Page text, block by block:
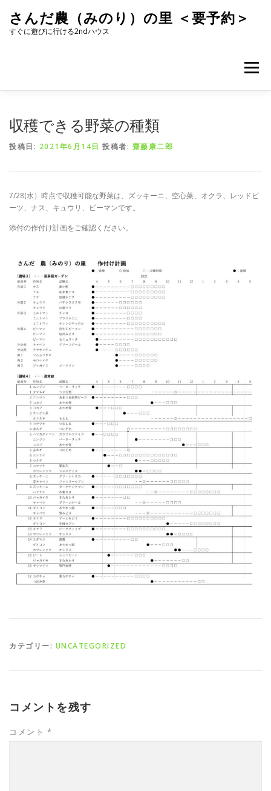
キ
さんだ農（みのり）の里 ＜要予約＞
すぐに遊びに行ける2ndハウス
メニュー
収穫できる野菜の種類
投稿日: 2021年6月14日 投稿者: 齋藤康二郎
7/28(水）時点で収穫可能な野菜は、ズッキーニ、空心菜、オクラ、レッドビ
ーツ、ナス、キュウリ、ピーマンです。
添付の作付け計画をご確認ください。
カテゴリー: UNCATEGORIZED
コメントを残す
コメント *